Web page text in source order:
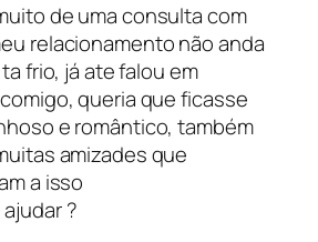
de uma consulta com
relacionamento não anda
frio, já ate falou em
queria que ficasse
e romântico, também
amizades que
a isso
?